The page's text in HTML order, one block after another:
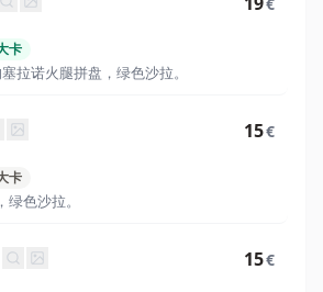
卡
拉诺火腿拼盘，绿色沙拉。
卡
色沙拉。
15€
15€